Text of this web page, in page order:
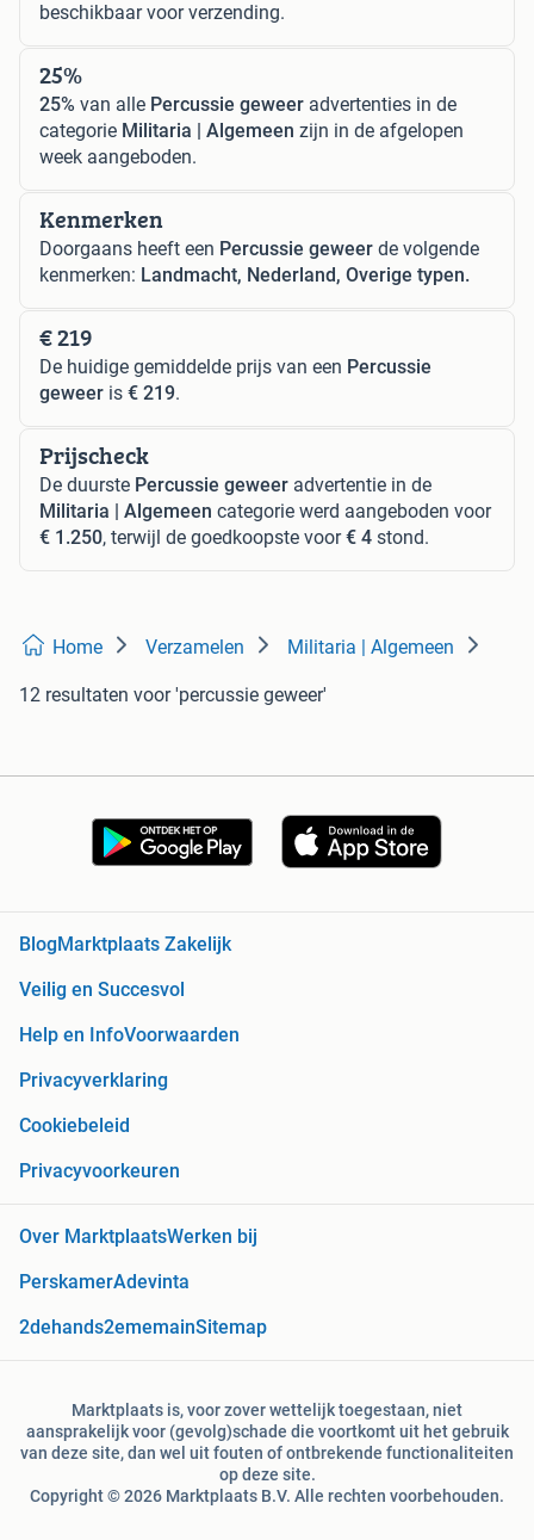
beschikbaar voor verzending.
25%
25% van alle Percussie geweer advertenties in de
categorie Militaria | Algemeen zijn in de afgelopen
week aangeboden.
Kenmerken
Doorgaans heeft een Percussie geweer de volgende
kenmerken: Landmacht, Nederland, Overige typen.
€ 219
De huidige gemiddelde prijs van een Percussie
geweer is € 219.
Prijscheck
De duurste Percussie geweer advertentie in de
Militaria | Algemeen categorie werd aangeboden voor
€ 1.250, terwijl de goedkoopste voor€ 4 stond.
Home Verzamelen Militaria | Algemeen
12 resultaten voor 'percussie geweer'
Blog Marktplaats Zakelijk
Veilig en Succesvol
Help en InfoVoorwaarden
Privacyverklaring
Cookiebeleid
Privacyvoorkeuren
Over MarktplaatsWerken bij
PerskamerAdevinta
2dehands2ememainSitemap
Marktplaats is, voor zover wettelijk toegestaan, niet
aansprakelijk voor (gevolg)schade die voortkomt uit het gebruik
van deze site, dan wel uit fouten of ontbrekende functionaliteiten
op deze site.
Copyright © 2026 Marktplaats B.V. Alle rechten voorbehouden.